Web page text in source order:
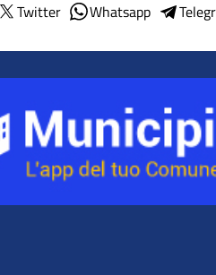
Twitter Whatsapp